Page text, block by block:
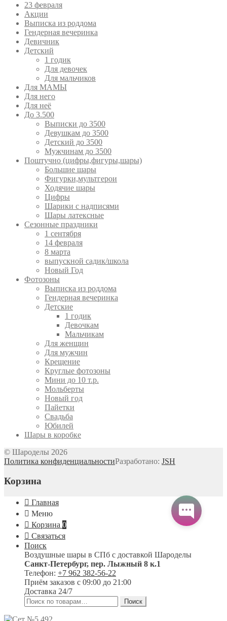
23 февраля
Акции
Выписка из роддома
Гендерная вечеринка
Девичник
Детский
1 годик
Для девочек
Для мальчиков
Для МАМЫ
Для него
Для неё
До 3.500
Выписки до 3500
Девушкам до 3500
Детский до 3500
Мужчинам до 3500
Поштучно (цифры,фигуры,шары)
Большие шары
Фигурки,мультгерои
Ходячие шары
Цифры
Шарики с надписями
Шары латексные
Сезонные праздники
1 сентября
14 февраля
8 марта
выпускной садик/школа
Новый Год
Фотозоны
Выписка из роддома
Гендерная вечеринка
Детские
1 годик
Девочкам
Мальчикам
Для женщин
Для мужчин
Крещение
Круглые фотозоны
Мини до 10 т.р.
Мольберты
Новый год
Пайетки
Свадьба
Юбилей
Шары в коробке
© Шароделы 2026
Политика конфиденциальностиРазработано: JSH
Корзина
Главная
Меню
Корзина 0
Связаться
Поиск
Воздушные шары в СПб с доставкой Шароделы
Санкт-Петербург, пер. Лыжный 8 к.1
Телефон: +7 962 382-56-22
Приём заказов с 09:00 до 21:00
Доставка 24/7
Искать:
Поиск